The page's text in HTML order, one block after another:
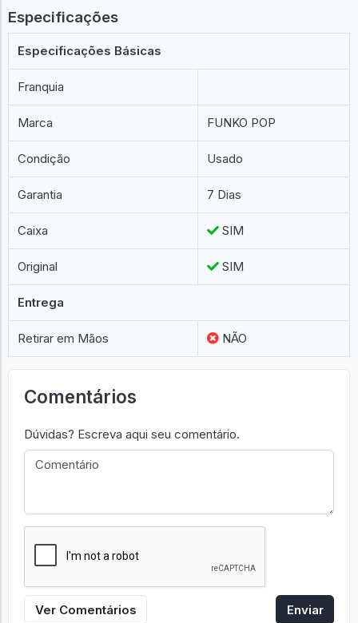
Especificações
Especificações Básicas
Franquia
Marca FUNKO POP
Condição Usado
Garantia 7 Dias
Caixa SIM
Original SIM
Entrega
Retirar em Mãos NÃO
Comentários
Dúvidas? Escreva aqui seu comentário.
Ver Comentários Enviar